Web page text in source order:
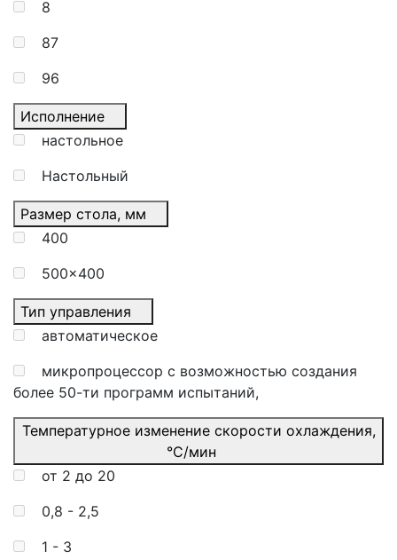
8
87
96
Исполнение
настольное
Настольный
Размер стола, мм
400
500×400
Тип управления
автоматическое
микропроцессор с возможностью создания
более 50-ти программ испытаний,
Температурное изменение скорости охлаждения,
°C/мин
от 2 до 20
0,8 - 2,5
1 - 3